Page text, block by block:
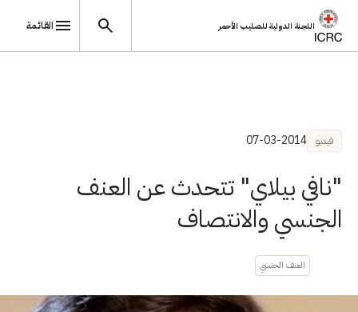
اللجنة الدولية للصليب الأحمر القائمة
فيديو 07-03-2014
"نافي بيلاي" تتحدث عن العنف
الجنسي والانتصاف
العنف الجنسي